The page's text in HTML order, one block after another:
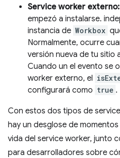
Service worker externo:
empezó a instalarse.
instancia de Workbox
Normalmente, ocurre
versión nueva de tu sitio
Cuando un el evento se
worker externo, el
configurará como true .
Con estos dos tipos de
hay un desglose de
vida del service worker, junto
para desarrolladores sobre